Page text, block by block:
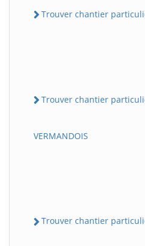
Trouver chantier
Trouver chantier
VERMANDOIS
Trouver chantier